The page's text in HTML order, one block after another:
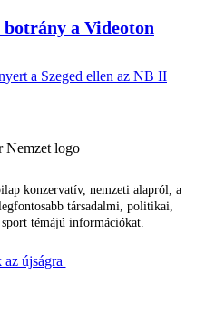
a Videoton
a Szeged ellen az NB II
konzervatív, nemzeti alapról, a
társadalmi, politikai,
témájú információkat.
újságra